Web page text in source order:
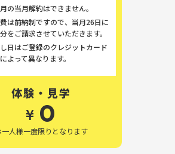
の当月解約はできません。
は前納制ですので、当月26日に
をご請求させていただきます。
日はご登録のクレジットカード
よって異なります。
体験・見学
¥ 0
一人様一度限りとなります